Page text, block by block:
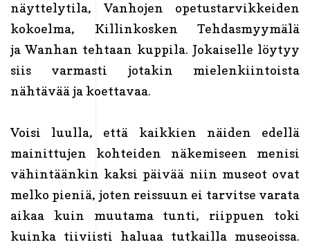
näyttelytila, Vanhojen opetustarvikkeiden
kokoelma, Killinkosken Tehdasmyymälä
ja Wanhan tehtaan kuppila. Jokaiselle löytyy
siis varmasti jotakin mielenkiintoista
nähtävää ja koettavaa.
Voisi luulla, että kaikkien näiden edellä
mainittujen kohteiden näkemiseen menisi
vähintäänkin kaksi päivää niin museot ovat
melko pieniä, joten reissuun ei tarvitse varata
aikaa kuin muutama tunti, riippuen toki
kuinka tiiviisti haluaa tutkailla museoissa.